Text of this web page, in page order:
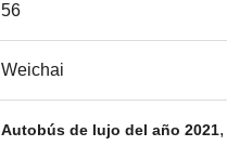
56
Weichai
Autobús de lujo del año 2021,